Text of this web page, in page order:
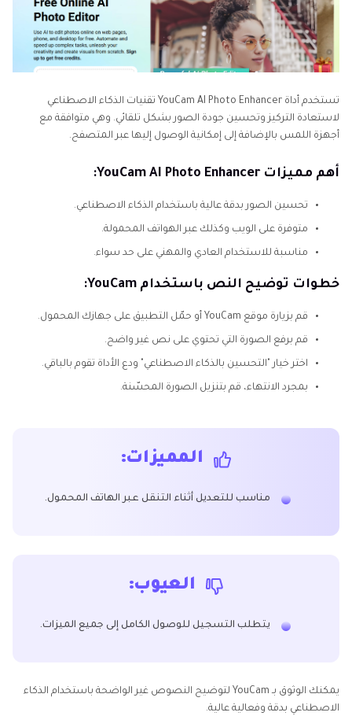
تستخدم أداة YouCam AI Photo Enhancer تقنيات الذكاء الاصطناعي
لاستعادة التركيز وتحسين جودة الصور بشكل تلقائي. وهي متوافقة مع
أجهزة اللمس بالإضافة إلى إمكانية الوصول إليها عبر المتصفح.
أهم مميزات YouCam AI Photo Enhancer:
تحسين الصور بدقة عالية باستخدام الذكاء الاصطناعي.
متوفرة على الويب وكذلك عبر الهواتف المحمولة.
مناسبة للاستخدام العادي والمهني على حد سواء.
خطوات توضيح النص باستخدام YouCam:
قم بزيارة موقع YouCam أو حمّل التطبيق على جهازك المحمول.
قم برفع الصورة التي تحتوي على نص غير واضح.
اختر خيار "التحسين بالذكاء الاصطناعي" ودع الأداة تقوم بالباقي.
بمجرد الانتهاء، قم بتنزيل الصورة المحسّنة.
المميزات:
مناسب للتعديل أثناء التنقل عبر الهاتف المحمول.
العيوب:
يتطلب التسجيل للوصول الكامل إلى جميع الميزات.
يمكنك الوثوق بـ YouCam لتوضيح النصوص غير الواضحة باستخدام الذكاء
الاصطناعي بدقة وفعالية عالية.